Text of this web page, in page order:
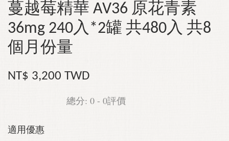
蔓越莓精華 AV36 原花青素
36mg 240入*2罐 共480入 共8
個月份量
NT$ 3,200 TWD
總分: 0 - 0評價
適用優惠